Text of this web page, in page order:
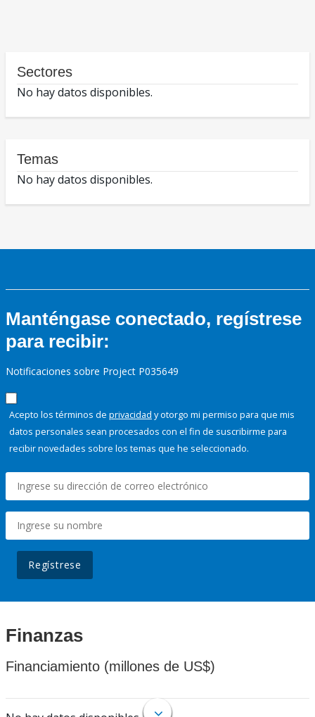
Sectores
No hay datos disponibles.
Temas
No hay datos disponibles.
Manténgase conectado, regístrese
para recibir:
Notificaciones sobre Project P035649
Acepto los términos de privacidad y otorgo mi permiso para que mis
datos personales sean procesados con el fin de suscribirme para
recibir novedades sobre los temas que he seleccionado.
Regístrese
Finanzas
Financiamiento (millones de US$)